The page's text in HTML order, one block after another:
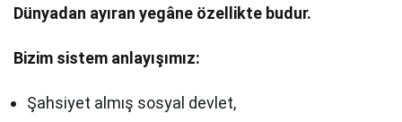
Dünyadan ayıran yegâne özellikte budur.
Bizim sistem anlayışımız:
Şahsiyet almış sosyal devlet,